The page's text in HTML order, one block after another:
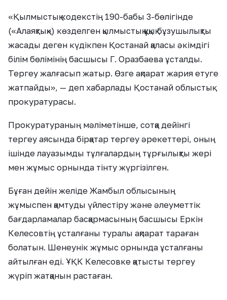
«Қылмыстық кодекстің 190-бабы 3-бөлігінде
(«Алаяқтық») көзделген қылмыстық құқық бұзушылықты
жасады деген күдікпен Қостанай қаласы әкімдігі
білім бөлімінің басшысы Г. Оразбаева ұсталды.
Тергеу жалғасып жатыр. Өзге ақпарат жария етуге
жатпайды», — деп хабарлады Қостанай облыстық
прокуратурасы.
Прокуратураның мәліметінше, сотқа дейінгі
тергеу аясында бірқатар тергеу әрекеттері, оның
ішінде лауазымды тұлғалардың тұрғылықты жері
мен жұмыс орнында тінту жүргізілген.
Бұған дейін желіде Жамбыл облысының
жұмыспен қамтуды үйлестіру және әлеуметтік
бағдарламалар басқармасының басшысы Еркін
Келесовтің ұсталғаны туралы ақпарат тараған
болатын. Шенеунік жұмыс орнында ұсталғаны
айтылған еді. ҰҚК Келесовке қатысты тергеу
жүріп жатқанын растаған.